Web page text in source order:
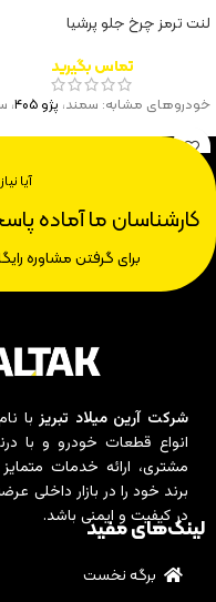
لنت ترمز چرخ جلو پرشیا
تماس بگیرید
خودروهای مشابه: سمند، پژو ۴۰۵ ،
آیا
کارشناسان ما آماده
برای گرفتن مشاوره
شرکت آرین میلاد تبریزبا
انواع قطعات خودرو و با
مشتری، ارائه خدمات
برند خود را در بازار داخلی
در کیفیت و ایمنی باشد.
لینک‌های مفید
برگه نخست